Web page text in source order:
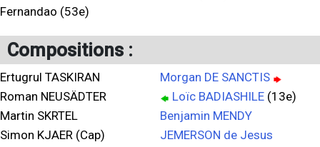
Fernandao (53e)
Compositions :
Ertugrul TASKIRAN
Roman NEUSÄDTER
Martin SKRTEL
Simon KJAER (Cap)
Morgan DE SANCTIS
Loïc BADIASHILE (13e)
Benjamin MENDY
JEMERSON de Jesus